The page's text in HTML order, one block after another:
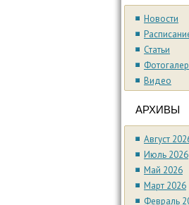
Новости
Статьи
Видео
АРХИВЫ
Август
Июль 2026
Май 2026
Март 2026
Февраль